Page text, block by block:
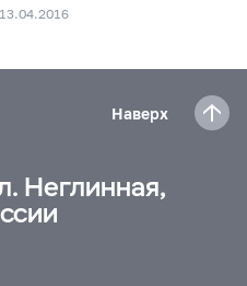
Наверх
Неглинная,